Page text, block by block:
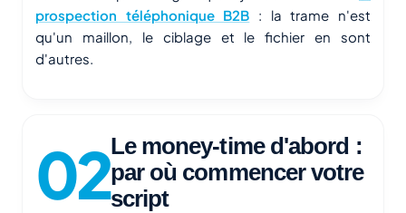
prospection téléphonique B2B : la trame n'est
qu'un maillon, le ciblage et le fichier en sont
d'autres.
Le money-time d'abord :
par où commencer votre
script